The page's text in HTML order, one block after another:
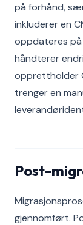
på forhånd,
inkluderer en
oppdateres på
håndterer
opprettholder
trenger en
Post-
gjennomført.